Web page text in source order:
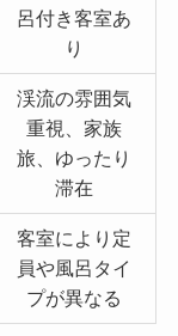
呂付き客室あ
り
渓流の雰囲気
重視、家族
旅、ゆったり
滞在
客室により定
員や風呂タイ
プが異なる